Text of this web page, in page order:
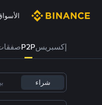
إكسبريسP2P
شراء